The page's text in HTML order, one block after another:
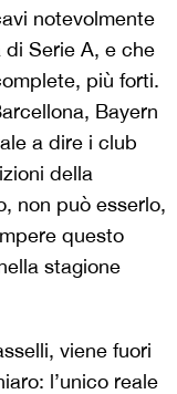
notevolmente
Serie A, e che
più forti.
Bayern
a dire i club
della
non può esserlo,
questo
stagione
viene fuori
l’unico reale